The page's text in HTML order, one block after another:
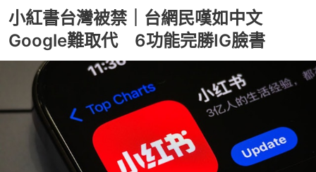
小紅書台灣被禁｜台網民嘆如中文
Google難取代 6功能完勝IG臉書